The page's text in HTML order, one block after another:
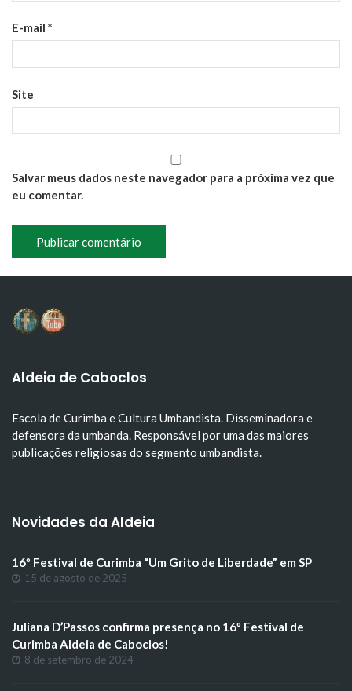
E-mail *
Site
Salvar meus dados neste navegador para a próxima vez que
eu comentar.
Aldeia de Caboclos
Escola de Curimba e Cultura Umbandista. Disseminadora e
defensora da umbanda. Responsável por uma das maiores
publicações religiosas do segmento umbandista.
Novidades da Aldeia
16º Festival de Curimba “Um Grito de Liberdade” em SP
15 de agosto de 2025
Juliana D’Passos confirma presença no 16º Festival de
Curimba Aldeia de Caboclos!
8 de setembro de 2024